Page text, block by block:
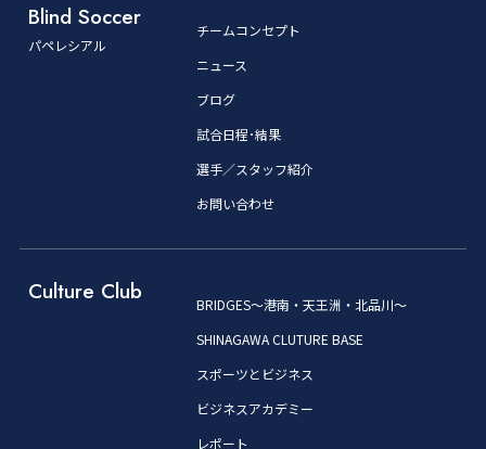
Blind Soccer
パペレシアル
チームコンセプト
ニュース
ブログ
試合日程･結果
選手／スタッフ紹介
お問い合わせ
Culture Club
BRIDGES～港南・天王洲・北品川～
SHINAGAWA CLUTURE BASE
スポーツとビジネス
ビジネスアカデミー
レポート